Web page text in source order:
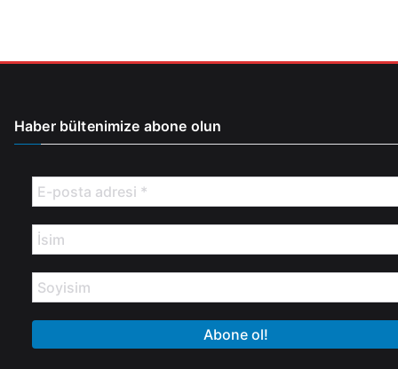
Haber bültenimize abone olun